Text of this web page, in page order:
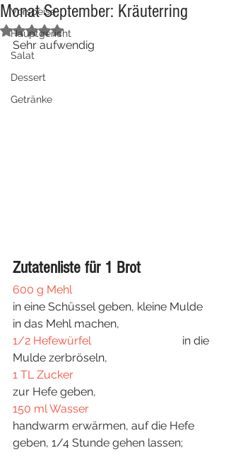
Vorspeise
Hauptgericht
Salat
Dessert
Getränke
Monat September: Kräuterring
Mit NaN von 5 Sternen bewertet.
Sehr aufwendig
Zutatenliste für 1 Brot
600 g Mehl
in eine Schüssel geben, kleine Mulde
in das Mehl machen,
1/2 Hefewürfel
				in die
Mulde zerbröseln,
1 TL Zucker
zur Hefe geben,
150 ml Wasser
handwarm erwärmen, auf die Hefe
geben, 1/4 Stunde gehen lassen;